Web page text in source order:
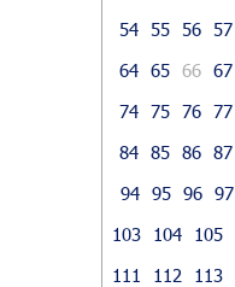
54 55 56 57
64 65 66 67
74 75 76 77
84 85 86 87
94 95 96 97
103
104 105
111
112 113